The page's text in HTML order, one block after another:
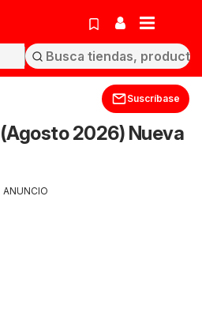
Suscríbase
2026) Nueva
ANUNCIO